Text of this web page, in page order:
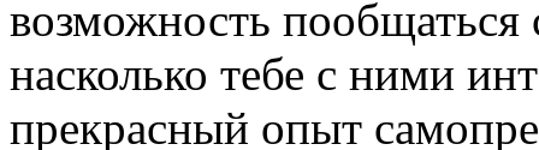
возможность
насколько тебе с ними
прекрасный опыт